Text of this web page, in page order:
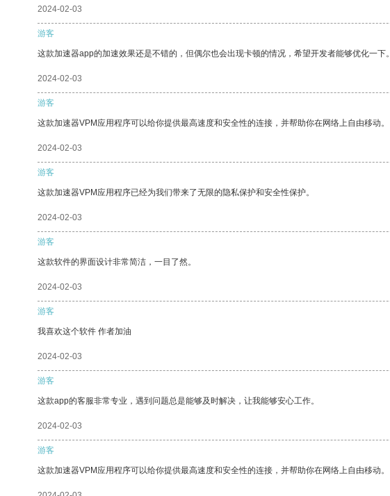
2024-02-03
游客
这款加速器app的加速效果还是不错的，但偶尔也会出现卡顿的情况，希望开发者能够优化一下。
2024-02-03
游客
这款加速器VPM应用程序可以给你提供最高速度和安全性的连接，并帮助你在网络上自由移动。
2024-02-03
游客
这款加速器VPM应用程序已经为我们带来了无限的隐私保护和安全性保护。
2024-02-03
游客
这款软件的界面设计非常简洁，一目了然。
2024-02-03
游客
我喜欢这个软件 作者加油
2024-02-03
游客
这款app的客服非常专业，遇到问题总是能够及时解决，让我能够安心工作。
2024-02-03
游客
这款加速器VPM应用程序可以给你提供最高速度和安全性的连接，并帮助你在网络上自由移动。